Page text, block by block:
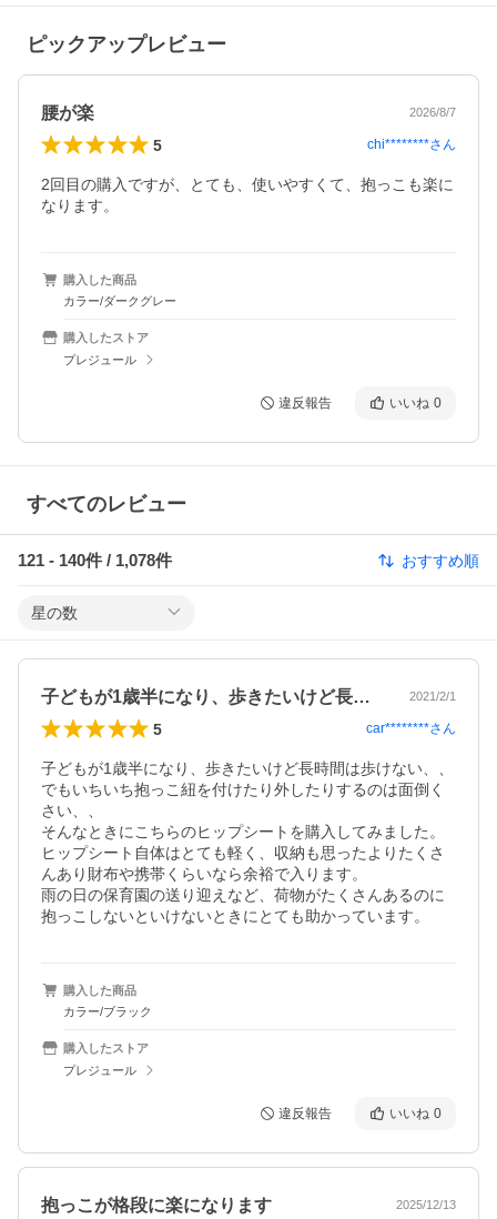
ピックアップレビュー
腰が楽 2026/8/7
5 chi********さん
2回目の購入ですが、とても、使いやすくて、抱っこも楽に
なります。
購入した商品
カラー/ダークグレー
購入したストア
プレジュール
違反報告 いいね 0
すべてのレビュー
121 - 140件 / 1,078件 おすすめ順
星の数
子どもが1歳半になり、歩きたいけど長時… 2021/2/1
5 car********さん
子どもが1歳半になり、歩きたいけど長時間は歩けない、、
でもいちいち抱っこ紐を付けたり外したりするのは面倒く
さい、、
そんなときにこちらのヒップシートを購入してみました。
ヒップシート自体はとても軽く、収納も思ったよりたくさ
んあり財布や携帯くらいなら余裕で入ります。
雨の日の保育園の送り迎えなど、荷物がたくさんあるのに
抱っこしないといけないときにとても助かっています。
購入した商品
カラー/ブラック
購入したストア
プレジュール
違反報告 いいね 0
抱っこが格段に楽になります 2025/12/13